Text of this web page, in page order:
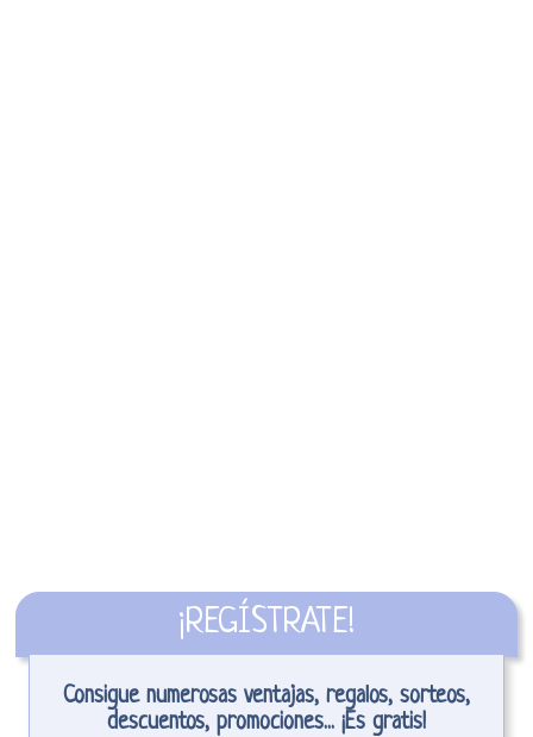
¡REGÍSTRATE!
Consigue numerosas ventajas, regalos, sorteos,
descuentos, promociones... ¡Es gratis!